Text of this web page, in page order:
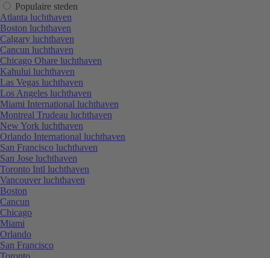
Populaire steden
Atlanta luchthaven
Boston luchthaven
Calgary luchthaven
Cancun luchthaven
Chicago Ohare luchthaven
Kahului luchthaven
Las Vegas luchthaven
Los Angeles luchthaven
Miami International luchthaven
Montreal Trudeau luchthaven
New York luchthaven
Orlando International luchthaven
San Francisco luchthaven
San Jose luchthaven
Toronto Intl luchthaven
Vancouver luchthaven
Boston
Cancun
Chicago
Miami
Orlando
San Francisco
Toronto